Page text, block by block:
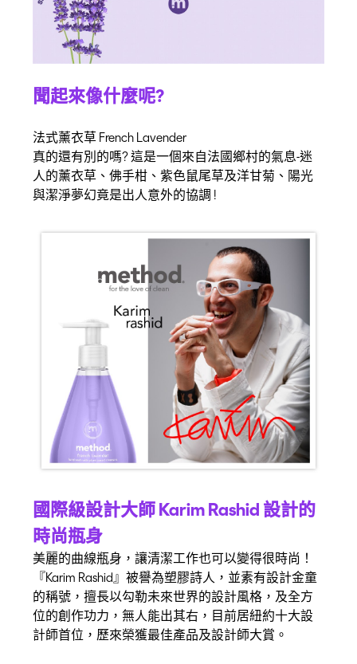
聞起來像什麼呢?
法式薰衣草 French Lavender
真的還有別的嗎? 這是一個來自法國鄉村的氣息-迷
人的薰衣草、佛手柑、紫色鼠尾草及洋甘菊、陽光
與潔淨夢幻竟是出人意外的協調 !
國際級設計大師 Karim Rashid 設計的
時尚瓶身
美麗的曲線瓶身，讓清潔工作也可以變得很時尚！
『Karim Rashid』被譽為塑膠詩人，並素有設計金童
的稱號，擅長以勾勒未來世界的設計風格，及全方
位的創作功力，無人能出其右，目前居紐約十大設
計師首位，歷來榮獲最佳產品及設計師大賞。